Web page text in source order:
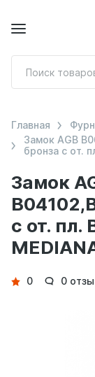
Замок
с от. пл.
Главная
Замок AGB
бронза с от.
Детали
0 0